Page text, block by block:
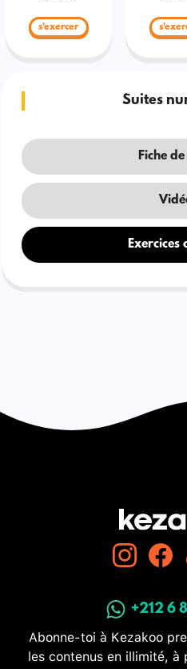
s'exercer
Suites
Fiche
Exercices
+212 6
Abonne-toi à Kezakoo
les contenus en illimité, à